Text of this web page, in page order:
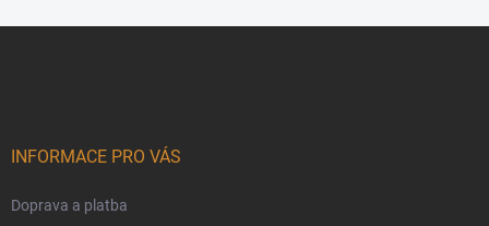
INFORMACE PRO VÁS
Doprava a platba